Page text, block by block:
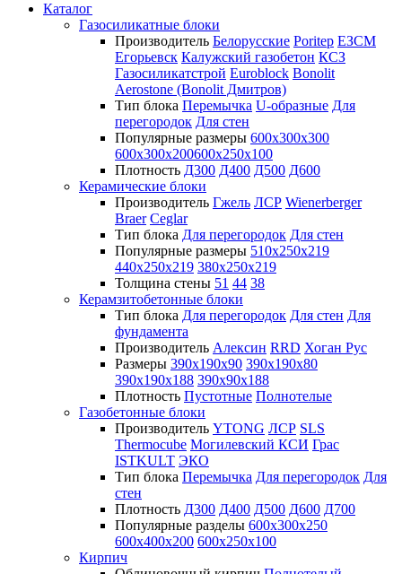
Каталог
Газосиликатные блоки
Производитель Белорусские Poritep ЕЗСМ
Егорьевск Калужский газобетон КСЗ
Газосиликатстрой Euroblock Bonolit
Aerostone (Bonolit Дмитров)
Тип блока Перемычка U-образные Для
перегородок Для стен
Популярные размеры 600х300х300
600х300х200600х250х100
Плотность Д300 Д400 Д500 Д600
Керамические блоки
Производитель Гжель ЛСР Wienerberger
Braer Ceglar
Тип блока Для перегородок Для стен
Популярные размеры 510х250х219
440х250х219 380х250х219
Толщина стены 51 44 38
Керамзитобетонные блоки
Тип блока Для перегородок Для стен Для
фундамента
Производитель Алексин RRD Хоган Рус
Размеры 390х190х90 390х190х80
390х190х188 390х90х188
Плотность Пустотные Полнотелые
Газобетонные блоки
Производитель YTONG ЛСР SLS
Thermocube Могилевский КСИ Грас
ISTKULT ЭКО
Тип блока Перемычка Для перегородок Для
стен
Плотность Д300 Д400 Д500 Д600 Д700
Популярные разделы 600х300х250
600х400х200 600х250х100
Кирпич